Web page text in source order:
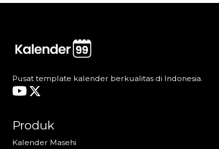
Rp0.
Pusat template kalender berkualitas di Indonesia.
Produk
Kalender Masehi